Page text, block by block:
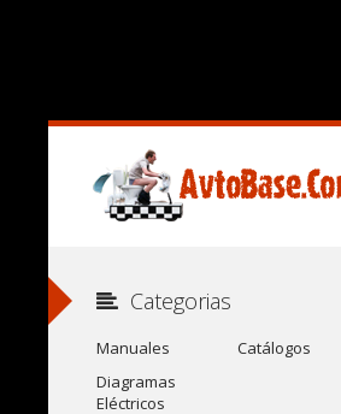
Categorias
Manuales
Catálogos
Diagramas
Eléctricos